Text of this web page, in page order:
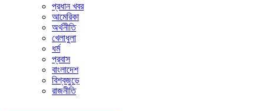
প্রধান খবর
আমেরিকা
অর্থনীতি
খেলাধুলা
ধর্ম
প্রবাস
বাংলাদেশ
বিশ্বজুড়ে
রাজনীতি